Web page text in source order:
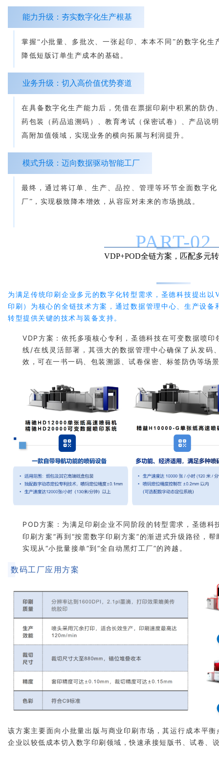
能力升级：夯实数字化生产根基
掌握“小批量、多批次、一张起印、本本不同”的数字化
降低短版订单生产成本的基础。
业务升级：切入高价值优势赛道
在具备数字化生产能力后，凭借在票据印刷中积累的防
药包装（药品追溯码）、教育考试（保密试卷）、产品说
高附加值领域，实现业务的横向拓展与利润提升。
模式升级：迈向数据驱动智能工厂
最终，通过将订单、生产、品控、管理等环节全面数字
厂”，实现极致降本增效，从容应对未来的市场挑战。
PART-02
VDP+POD全链方案，匹配多元
为满足传统印刷企业多元的数字化转型需求，圣德科技提出以
印刷）为核心的全链技术方案，通过数据管理中心、生产设
转型提供关键的技术与装备支持。
VDP方案：依托多项核心专利，圣德科技在可变数据喷
线/在线灵活部署，其强大的数据管理中心确保了从发码
效，可在一书一码、 包装溯源、试卷保密、标签防伪等场
POD方案： 为满足印刷企业不同阶段的转型需求， 圣德科
印刷方案”再到“按需数字印刷方案”的渐进式升级路径，
实现从“小批量接单”到“全自动黑灯工厂”的跨越。
数码工厂应用方案
该方案主要面向小批量出版与商业印刷市场，其运行成本平
企业以较低成本切入数字印刷领域，快速承接短版书、试卷、